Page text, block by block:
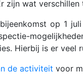
zijn wat verschillen
op 1
Hierbij is er veel
de activiteit voor